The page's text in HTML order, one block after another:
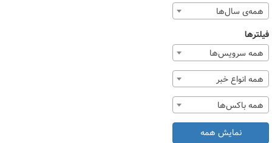
همه‌ی سال‌ها
فیلترها
همه سرویس‌ها
همه انواع خبر
همه باکس‌ها
نمایش همه